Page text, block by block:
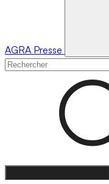
AGRA Presse